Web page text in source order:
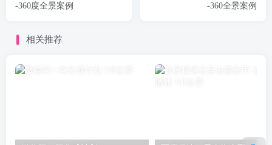
-360度全景案例
-360全景案例
相关推荐